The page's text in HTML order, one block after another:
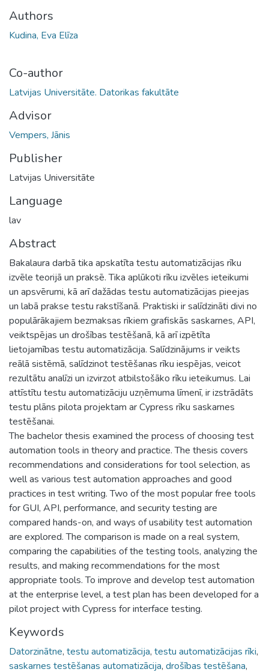
Authors
Kudina, Eva Elīza
Co-author
Latvijas Universitāte. Datorikas fakultāte
Advisor
Vempers, Jānis
Publisher
Latvijas Universitāte
Language
lav
Abstract
Bakalaura darbā tika apskatīta testu automatizācijas rīku
izvēle teorijā un praksē. Tika aplūkoti rīku izvēles ieteikumi
un apsvērumi, kā arī dažādas testu automatizācijas pieejas
un labā prakse testu rakstīšanā. Praktiski ir salīdzināti divi no
populārākajiem bezmaksas rīkiem grafiskās saskarnes, API,
veiktspējas un drošības testēšanā, kā arī izpētīta
lietojamības testu automatizācija. Salīdzinājums ir veikts
reālā sistēmā, salīdzinot testēšanas rīku iespējas, veicot
rezultātu analīzi un izvirzot atbilstošāko rīku ieteikumus. Lai
attīstītu testu automatizāciju uzņēmuma līmenī, ir izstrādāts
testu plāns pilota projektam ar Cypress rīku saskarnes
testēšanai.
The bachelor thesis examined the process of choosing test
automation tools in theory and practice. The thesis covers
recommendations and considerations for tool selection, as
well as various test automation approaches and good
practices in test writing. Two of the most popular free tools
for GUI, API, performance, and security testing are
compared hands-on, and ways of usability test automation
are explored. The comparison is made on a real system,
comparing the capabilities of the testing tools, analyzing the
results, and making recommendations for the most
appropriate tools. To improve and develop test automation
at the enterprise level, a test plan has been developed for a
pilot project with Cypress for interface testing.
Keywords
Datorzinātne, testu automatizācija, testu automatizācijas rīki,
saskarnes testēšanas automatizācija, drošības testēšana,